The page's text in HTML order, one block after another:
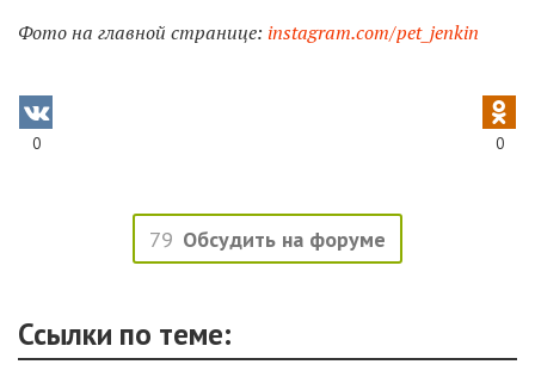
Фото на главной странице: instagram.com/pet_jenkin
0 0
79 Обсудить на форуме
Ссылки по теме: